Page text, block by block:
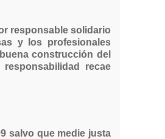
responsable solidario
y los profesionales
construcción del
recae
salvo que medie justa